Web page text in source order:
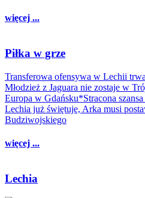
więcej ...
Piłka w grze
Transferowa ofensywa w Lechii trwa
Młodzież z Jaguara nie zostaje w
Europa w Gdańsku*Stracona szansa
Lechia już świętuje, Arka musi
Budziwojskiego
więcej ...
Lechia